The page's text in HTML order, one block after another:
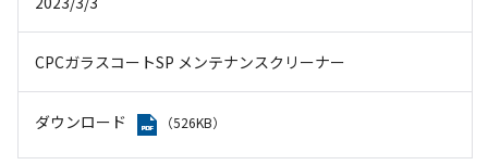
CPCガラスコートSP メンテナンスクリーナー
ダウンロード （526KB）